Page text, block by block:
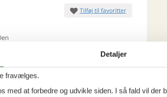
i
Tilføj til favoritter
7 overnatninger
5.095,-
Mere info
Detaljer
fravælges.
at forbedre og udvikle siden. I så fald vil der